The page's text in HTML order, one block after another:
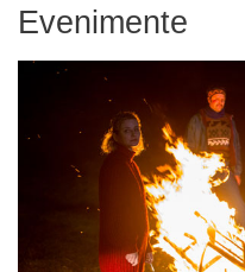
Evenimente